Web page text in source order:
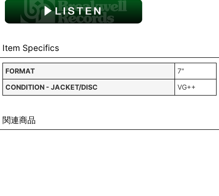
Item Specifics
FORMAT
7"
CONDITION - JACKET/DISC
VG++
関連商品